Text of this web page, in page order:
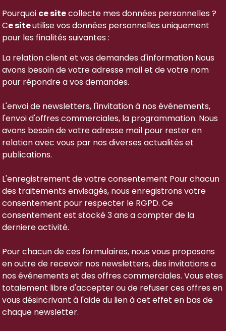
Pourquoi ce sitecollecte mes données personnelles ?
Ce siteutilise vos données personnelles uniquement
pour les finalités suivantes :
La relation client et vos demandes d'information Nous
avons besoin de votre adresse mail et de votre nom
pour répondre a vos demandes.
L'envoi de newsletters, l'invitation à nos événements,
l'envoi d'offres commerciales, la programmation. Nous
avons besoin de votre adresse mail pour rester en
relation avec vous par nos diverses actualités et
publications.
L'enregistrement de votre consentement Pour chacun
des traitements envisagés, nous enregistrons votre
consentement pour respecter le RGPD. Ce
consentement est stocké 3 ans a compter de la
derniere activité.
Pour chacun de ces formulaires, nous vous proposons
en outre de recevoir nos newsletters, des invitations a
nos événements et des offres commerciales. Vous etes
totalement libre d'accepter ou de refuser ces offres en
vous désincrivant à l'aide du lien à cet effet en bas de
chaque newsletter.